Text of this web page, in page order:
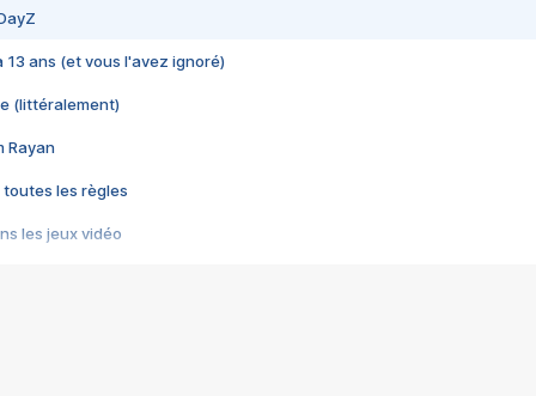
13 ans (et vous l'avez ignoré)
(littéralement)
Rayan
toutes les règles
les jeux vidéo